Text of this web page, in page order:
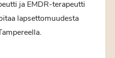
ja EMDR-terapeutti
lapsettomuudesta